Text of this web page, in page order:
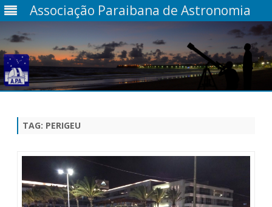
Associação Paraibana de Astronomia
TAG: PERIGEU